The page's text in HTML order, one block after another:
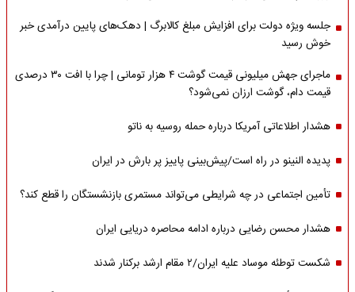
جلسه ویژه دولت برای افزایش مبلغ کالابرگ | دهک‌های پایین درآمدی خبر
خوش رسید
ماجرای جهش میلیونی قیمت گوشت ۴ هزار تومانی | چرا با افت ۳۰ درصدی
قیمت دام، گوشت ارزان نمی‌شود؟
هشدار اطلاعاتی آمریکا درباره حمله روسیه به ناتو
پدیده النینو در راه است/پیش‌بینی پاییز پر بارش در ایران
تأمین اجتماعی در چه شرایطی می‌تواند مستمری بازنشستگان را قطع کند؟
هشدار محسن رضایی درباره ادامه محاصره دریایی ایران
شکست توطئه موساد علیه ایران/۲ مقام‌ ارشد برکنار شدند